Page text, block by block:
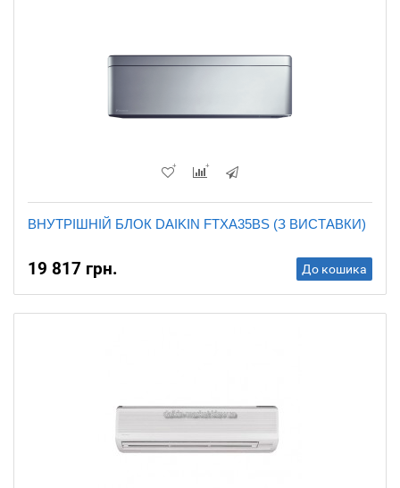
ВНУТРІШНІЙ БЛОК DAIKIN FTXA35BS (З ВИСТАВКИ)
19 817 грн. До кошика